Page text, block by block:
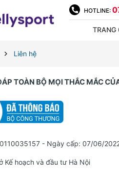
HOTLINE:
TRANG
Liên hệ
TOÀN BỘ MỌI THẮC MẮC
0110035157 - Ngày cấp: 07/06/
Kế hoạch và đầu tư Hà Nội